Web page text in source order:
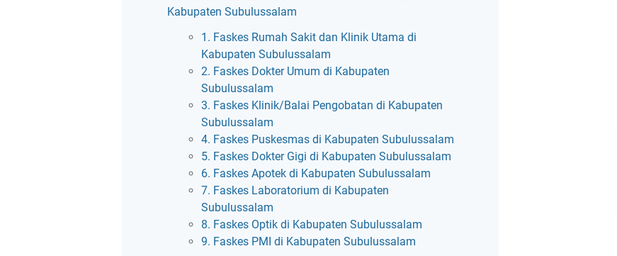
Kabupaten Subulussalam
1. Faskes Rumah Sakit dan Klinik Utama di
Kabupaten Subulussalam
2. Faskes Dokter Umum di Kabupaten
Subulussalam
3. Faskes Klinik/Balai Pengobatan di Kabupaten
Subulussalam
4. Faskes Puskesmas di Kabupaten Subulussalam
5. Faskes Dokter Gigi di Kabupaten Subulussalam
6. Faskes Apotek di Kabupaten Subulussalam
7. Faskes Laboratorium di Kabupaten
Subulussalam
8. Faskes Optik di Kabupaten Subulussalam
9. Faskes PMI di Kabupaten Subulussalam